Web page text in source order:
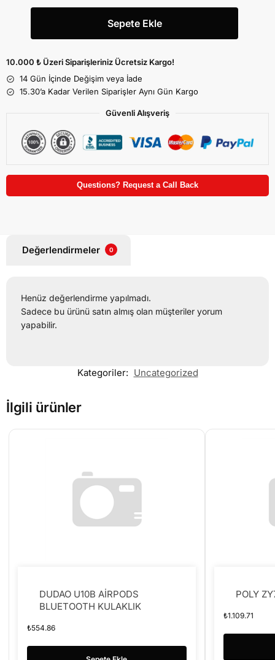
Sepete Ekle
10.000 ₺ Üzeri Siparişleriniz Ücretsiz Kargo!
14 Gün İçinde Değişim veya İade
15.30’a Kadar Verilen Siparişler Aynı Gün Kargo
Güvenli Alışveriş
Questions? Request a Call Back
Değerlendirmeler 0
Henüz değerlendirme yapılmadı.
Sadece bu ürünü satın almış olan müşteriler yorum
yapabilir.
Kategoriler: Uncategorized
İlgili ürünler
DUDAO U10B AİRPODS
BLUETOOTH KULAKLIK
₺554.86
POLY
₺1.109.71